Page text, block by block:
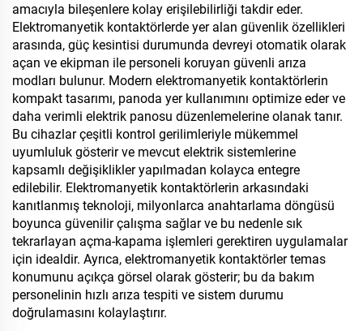
amacıyla bileşenlere kolay erişilebilirliği takdir eder.
Elektromanyetik kontaktörlerde yer alan güvenlik özellikleri
arasında, güç kesintisi durumunda devreyi otomatik olarak
açan ve ekipman ile personeli koruyan güvenli arıza
modları bulunur. Modern elektromanyetik kontaktörlerin
kompakt tasarımı, panoda yer kullanımını optimize eder ve
daha verimli elektrik panosu düzenlemelerine olanak tanır.
Bu cihazlar çeşitli kontrol gerilimleriyle mükemmel
uyumluluk gösterir ve mevcut elektrik sistemlerine
kapsamlı değişiklikler yapılmadan kolayca entegre
edilebilir. Elektromanyetik kontaktörlerin arkasındaki
kanıtlanmış teknoloji, milyonlarca anahtarlama döngüsü
boyunca güvenilir çalışma sağlar ve bu nedenle sık
tekrarlayan açma-kapama işlemleri gerektiren uygulamalar
için idealdir. Ayrıca, elektromanyetik kontaktörler temas
konumunu açıkça görsel olarak gösterir; bu da bakım
personelinin hızlı arıza tespiti ve sistem durumu
doğrulamasını kolaylaştırır.